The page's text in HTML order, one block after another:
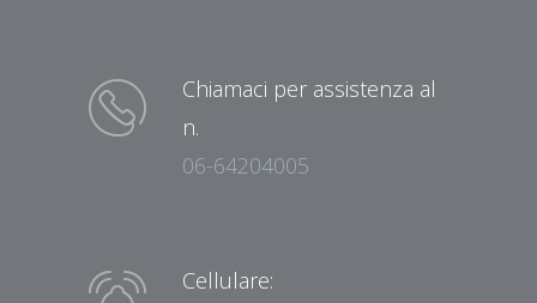
Chiamaci per assistenza al
n.
06-64204005
Cellulare: